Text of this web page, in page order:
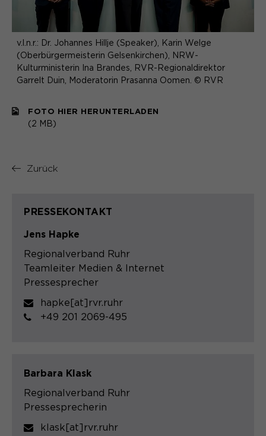
v.l.n.r.: Dr. Johannes Hillje (Speaker), Karin Welge
(Oberbürgermeisterin Gelsenkirchen), NRW-
Kulturministerin Ina Brandes, RVR-Regionaldirektor
Garrelt Duin, Moderatorin Prasanna Oomen. © RVR
FOTO HIER HERUNTERLADEN
(2 MB)
Zurück
PRESSEKONTAKT
Jens Hapke
Regionalverband Ruhr
Teamleiter Medien & Internet
Pressesprecher
hapke[at]rvr.ruhr
+49 201 2069-495
Barbara Klask
Regionalverband Ruhr
Pressesprecherin
klask[at]rvr.ruhr